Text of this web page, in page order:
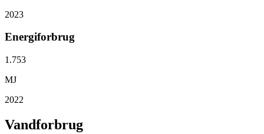
2023
Energiforbrug
1.753
MJ
2022
Vandforbrug